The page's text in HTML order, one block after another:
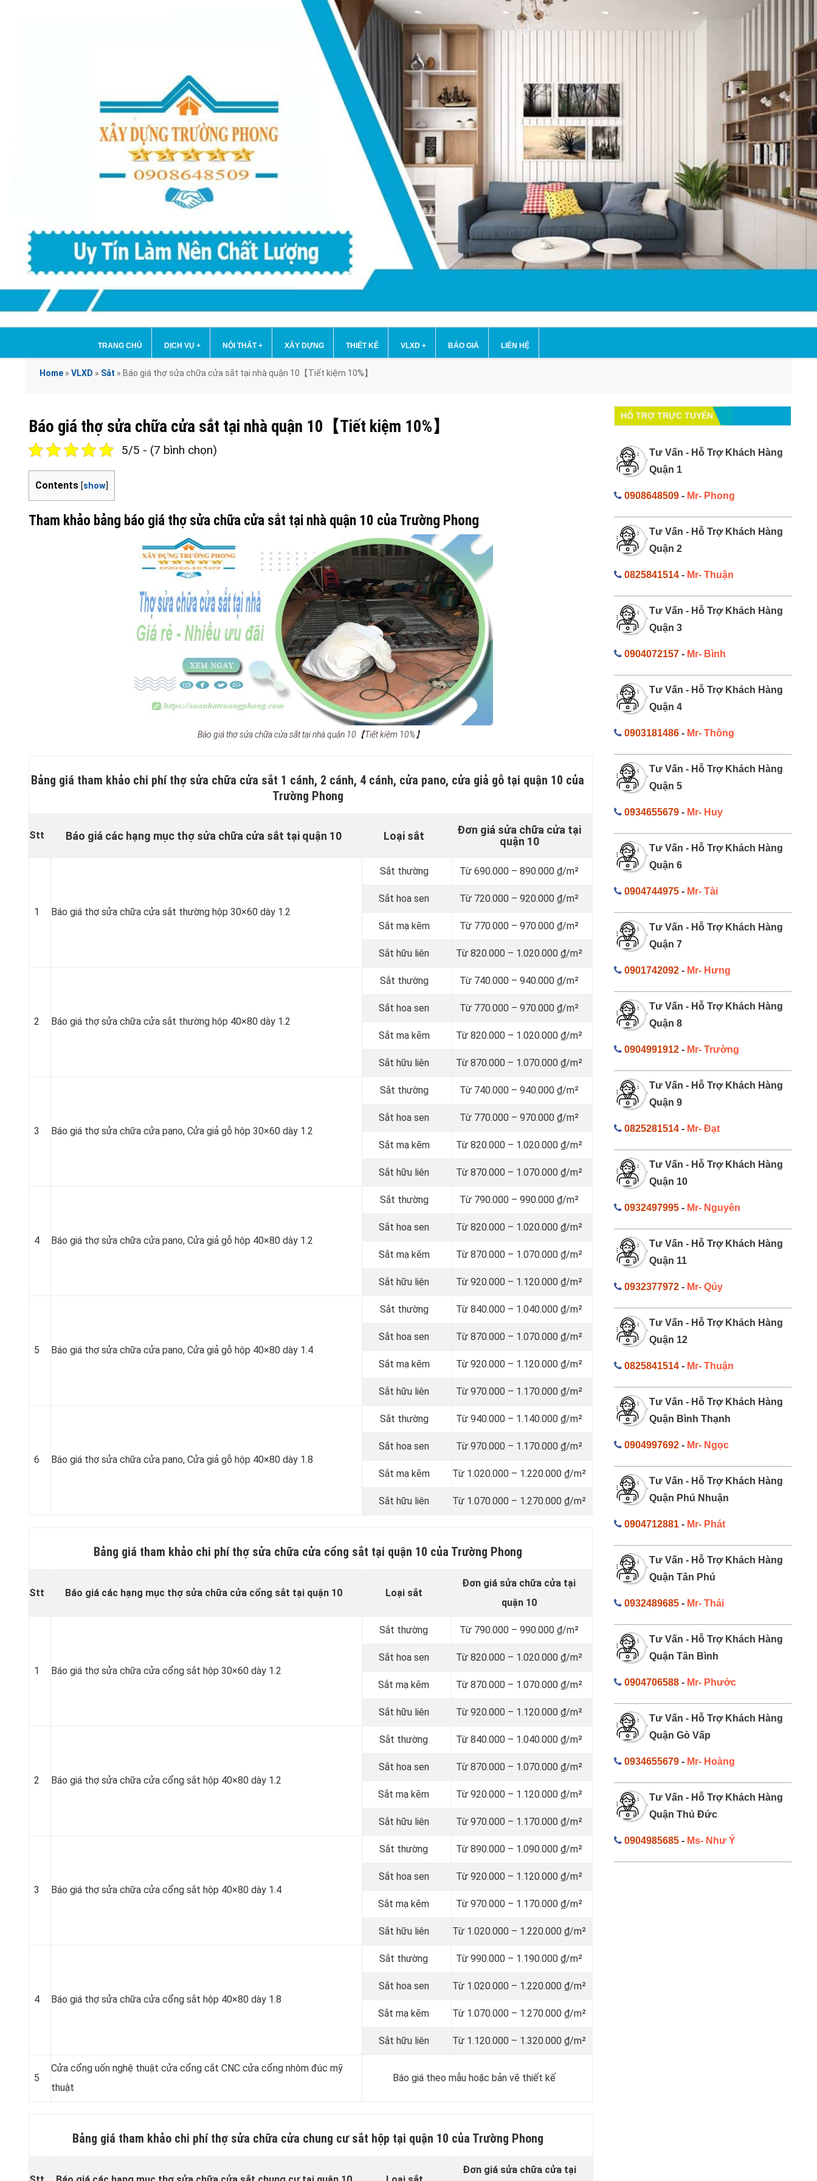
TRANG CHỦ DỊCH VỤ + NỘI THẤT+ XÂY DỰNG THIẾT KẾ VLXD + BÁO GIÁ LIÊN HỆ
Home » VLXD » Sắt » Báo giá thợ sửa chữa cửa sắt tại nhà quận 10【Tiết kiệm 10%】
Báo giá thợ sửa chữa cửa sắt tại nhà quận 10【Tiết kiệm 10%】
5/5 - (7 bình chọn)
Contents [show]
Tham khảo bảng báo giá thợ sửa chữa cửa sắt tại nhà quận 10 của Trường Phong
Báo giá thợ sửa chữa cửa sắt tại nhà quận 10【Tiết kiệm 10%】
Bảng giá tham khảo chi phí thợ sửa chữa cửa sắt 1 cánh, 2 cánh, 4 cánh, cửa pano, cửa giả gỗ tại quận 10 của
Trường Phong
Stt Báo giá các hạng mục thợ sửa chữa cửa sắt tại quận 10 Loại sắt
Đơn giá sửa chữa cửa tại
quận 10
1 Báo giá thợ sửa chữa cửa sắt thường hộp 30×60 dày 1.2
Sắt thường Từ 690.000 – 890.000 ₫/m²
Sắt hoa sen Từ 720.000 – 920.000 ₫/m²
Sắt mạ kẽm Từ 770.000 – 970.000 ₫/m²
Sắt hữu liên Từ 820.000 – 1.020.000 ₫/m²
2 Báo giá thợ sửa chữa cửa sắt thường hộp 40×80 dày 1.2
Sắt thường Từ 740.000 – 940.000 ₫/m²
Sắt hoa sen Từ 770.000 – 970.000 ₫/m²
Sắt mạ kẽm Từ 820.000 – 1.020.000 ₫/m²
Sắt hữu liên Từ 870.000 – 1.070.000 ₫/m²
3 Báo giá thợ sửa chữa cửa pano, Cửa giả gỗ hộp 30×60 dày 1.2
Sắt thường Từ 740.000 – 940.000 ₫/m²
Sắt hoa sen Từ 770.000 – 970.000 ₫/m²
Sắt mạ kẽm Từ 820.000 – 1.020.000 ₫/m²
Sắt hữu liên Từ 870.000 – 1.070.000 ₫/m²
4 Báo giá thợ sửa chữa cửa pano, Cửa giả gỗ hộp 40×80 dày 1.2
Sắt thường Từ 790.000 – 990.000 ₫/m²
Sắt hoa sen Từ 820.000 – 1.020.000 ₫/m²
Sắt mạ kẽm Từ 870.000 – 1.070.000 ₫/m²
Sắt hữu liên Từ 920.000 – 1.120.000 ₫/m²
5 Báo giá thợ sửa chữa cửa pano, Cửa giả gỗ hộp 40×80 dày 1.4
Sắt thường Từ 840.000 – 1.040.000 ₫/m²
Sắt hoa sen Từ 870.000 – 1.070.000 ₫/m²
Sắt mạ kẽm Từ 920.000 – 1.120.000 ₫/m²
Sắt hữu liên Từ 970.000 – 1.170.000 ₫/m²
6 Báo giá thợ sửa chữa cửa pano, Cửa giả gỗ hộp 40×80 dày 1.8
Sắt thường Từ 940.000 – 1.140.000 ₫/m²
Sắt hoa sen Từ 970.000 – 1.170.000 ₫/m²
Sắt mạ kẽm Từ 1.020.000 – 1.220.000 ₫/m²
Sắt hữu liên Từ 1.070.000 – 1.270.000 ₫/m²
Bảng giá tham khảo chi phí thợ sửa chữa cửa cổng sắt tại quận 10 của Trường Phong
Stt Báo giá các hạng mục thợ sửa chữa cửa cổng sắt tại quận 10 Loại sắt
Đơn giá sửa chữa cửa tại
quận 10
1 Báo giá thợ sửa chữa cửa cổng sắt hộp 30×60 dày 1.2
Sắt thường Từ 790.000 – 990.000 ₫/m²
Sắt hoa sen Từ 820.000 – 1.020.000 ₫/m²
Sắt mạ kẽm Từ 870.000 – 1.070.000 ₫/m²
Sắt hữu liên Từ 920.000 – 1.120.000 ₫/m²
2 Báo giá thợ sửa chữa cửa cổng sắt hộp 40×80 dày 1.2
Sắt thường Từ 840.000 – 1.040.000 ₫/m²
Sắt hoa sen Từ 870.000 – 1.070.000 ₫/m²
Sắt mạ kẽm Từ 920.000 – 1.120.000 ₫/m²
Sắt hữu liên Từ 970.000 – 1.170.000 ₫/m²
3 Báo giá thợ sửa chữa cửa cổng sắt hộp 40×80 dày 1.4
Sắt thường Từ 890.000 – 1.090.000 ₫/m²
Sắt hoa sen Từ 920.000 – 1.120.000 ₫/m²
Sắt mạ kẽm Từ 970.000 – 1.170.000 ₫/m²
Sắt hữu liên Từ 1.020.000 – 1.220.000 ₫/m²
4 Báo giá thợ sửa chữa cửa cổng sắt hộp 40×80 dày 1.8
Sắt thường Từ 990.000 – 1.190.000 ₫/m²
Sắt hoa sen Từ 1.020.000 – 1.220.000 ₫/m²
Sắt mạ kẽm Từ 1.070.000 – 1.270.000 ₫/m²
Sắt hữu liên Từ 1.120.000 – 1.320.000 ₫/m²
5
Cửa cổng uốn nghệ thuật cửa cổng cắt CNC cửa cổng nhôm đúc mỹ
thuật
Báo giá theo mẫu hoặc bản vẽ thiết kế
Bảng giá tham khảo chi phí thợ sửa chữa cửa chung cư sắt hộp tại quận 10 của Trường Phong
Đơn giá sửa chữa cửa tại
HỔ TRỢ TRỰC TUYẾN
Tư Vấn - Hỗ Trợ Khách Hàng
Quận 1
0908648509- Mr- Phong
Tư Vấn - Hỗ Trợ Khách Hàng
Quận 2
0825841514- Mr- Thuận
Tư Vấn - Hỗ Trợ Khách Hàng
Quận 3
0904072157- Mr- Bình
Tư Vấn - Hỗ Trợ Khách Hàng
Quận 4
0903181486- Mr- Thông
Tư Vấn - Hỗ Trợ Khách Hàng
Quận 5
0934655679- Mr- Huy
Tư Vấn - Hỗ Trợ Khách Hàng
Quận 6
0904744975- Mr- Tài
Tư Vấn - Hỗ Trợ Khách Hàng
Quận 7
0901742092- Mr- Hưng
Tư Vấn - Hỗ Trợ Khách Hàng
Quận 8
0904991912- Mr- Trường
Tư Vấn - Hỗ Trợ Khách Hàng
Quận 9
0825281514- Mr- Đạt
Tư Vấn - Hỗ Trợ Khách Hàng
Quận 10
0932497995- Mr- Nguyên
Tư Vấn - Hỗ Trợ Khách Hàng
Quận 11
0932377972- Mr- Qúy
Tư Vấn - Hỗ Trợ Khách Hàng
Quận 12
0825841514- Mr- Thuận
Tư Vấn - Hỗ Trợ Khách Hàng
Quận Bình Thạnh
0904997692- Mr- Ngọc
Tư Vấn - Hỗ Trợ Khách Hàng
Quận Phú Nhuận
0904712881- Mr- Phát
Tư Vấn - Hỗ Trợ Khách Hàng
Quận Tân Phú
0932489685- Mr- Thái
Tư Vấn - Hỗ Trợ Khách Hàng
Quận Tân Bình
0904706588- Mr- Phước
Tư Vấn - Hỗ Trợ Khách Hàng
Quận Gò Vấp
0934655679- Mr- Hoàng
Tư Vấn - Hỗ Trợ Khách Hàng
Quận Thủ Đức
0904985685- Ms- Như Ý